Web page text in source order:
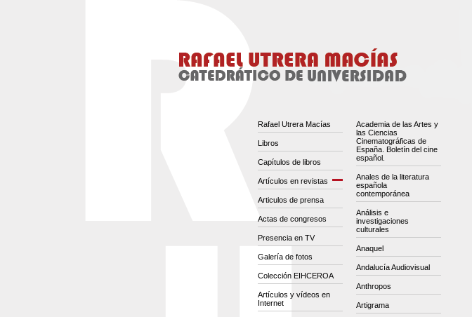
Rafael Utrera Macías
Libros
Capítulos de libros
Artículos en revistas
Articulos de prensa
Actas de congresos
Presencia en TV
Galería de fotos
Colección EIHCEROA
Artículos y vídeos en
Internet
Academia de las Artes y
las Ciencias
Cinematográficas de
España. Boletín del cine
español.
Anales de la literatura
española
contemporánea
Análisis e
investigaciones
culturales
Anaquel
Andalucía Audiovisual
Anthropos
Artigrama